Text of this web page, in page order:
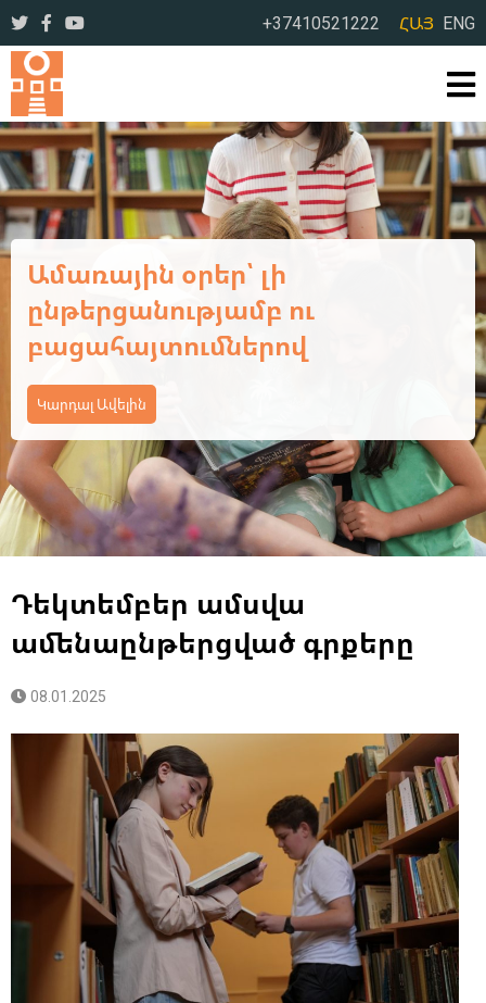
+37410521222 ՀԱՅ ENG
Ամառային օրեր՝ լի
ընթերցանությամբ ու
բացահայտումներով
Կարդալ Ավելին
Դեկտեմբեր ամսվա
ամենաընթերցված գրքերը
08.01.2025